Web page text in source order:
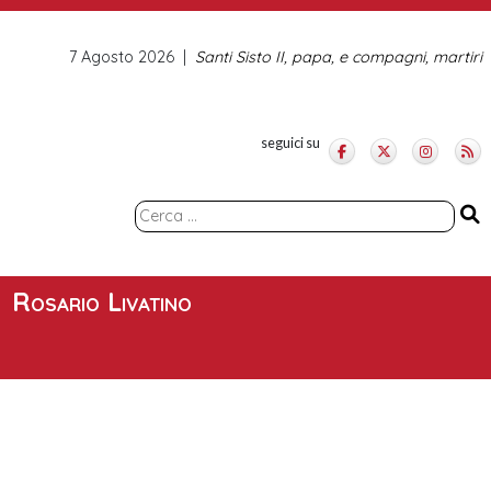
Santi Sisto II, papa, e compagni, martiri
7 Agosto 2026
seguici su
Ricerca
Rosario Livatino